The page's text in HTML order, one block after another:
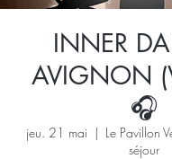
INNER
AVIGNON
🎧
jeu. 21 mai
  |
Le Pavillon
séjour